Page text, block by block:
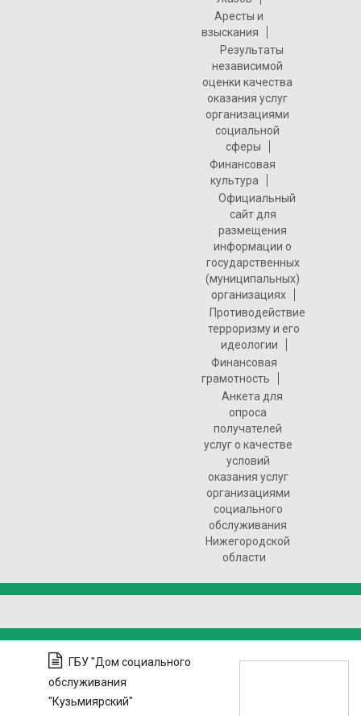
Аресты и
взыскания
Результаты
независимой
оценки качества
оказания услуг
организациями
социальной
сферы
Финансовая
культура
Официальный
сайт для
размещения
информации о
государственных
(муниципальных)
организациях
Противодействие
терроризму и его
идеологии
Финансовая
грамотность
Анкета для
опроса
получателей
услуг о качестве
условий
оказания услуг
организациями
социального
обслуживания
Нижегородской
области
ГБУ "Дом социального
обслуживания
"Кузьмиярский"